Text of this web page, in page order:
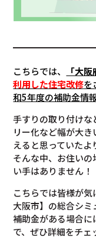
こちらでは、 「大
利用した住宅改修を
和5年度の補助金情
手すりの取り付け
リー化など幅が大
えると思っていたよ
そんな中、お住い
い手はありません！
こちらでは皆様が
大阪市】の総合シ
補助金がある場合
で、ぜひ詳細をチェ